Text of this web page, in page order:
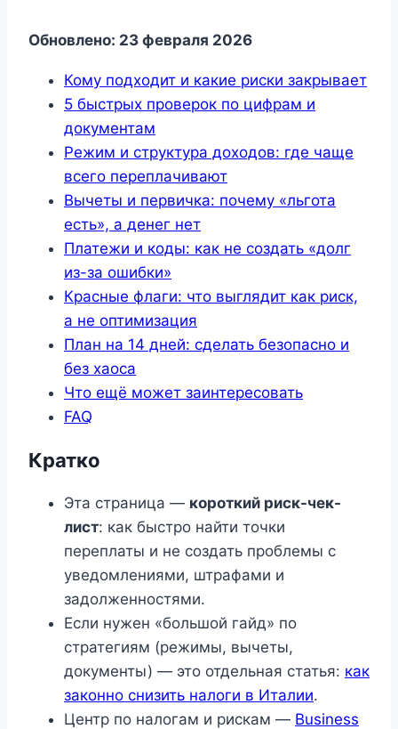
Обновлено: 23 февраля 2026
Кому подходит и какие риски закрывает
5 быстрых проверок по цифрам и
документам
Режим и структура доходов: где чаще
всего переплачивают
Вычеты и первичка: почему «льгота
есть», а денег нет
Платежи и коды: как не создать «долг
из-за ошибки»
Красные флаги: что выглядит как риск,
а не оптимизация
План на 14 дней: сделать безопасно и
без хаоса
Что ещё может заинтересовать
FAQ
Кратко
Эта страница — короткий риск-чек-
лист: как быстро найти точки
переплаты и не создать проблемы с
уведомлениями, штрафами и
задолженностями.
Если нужен «большой гайд» по
стратегиям (режимы, вычеты,
документы) — это отдельная статья: как
законно снизить налоги в Италии.
Центр по налогам и рискам — Business